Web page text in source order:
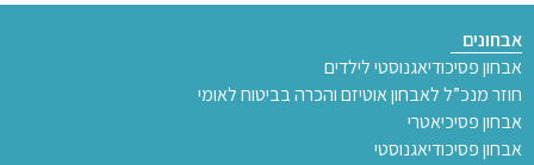
אבחונים
אבחון פסיכודיאגנוסטי לילדים
חוזר מנכ”ל לאבחון אוטיזם והכרה בביטוח לאומי
אבחון פסיכיאטרי
אבחון פסיכודיאגנוסטי